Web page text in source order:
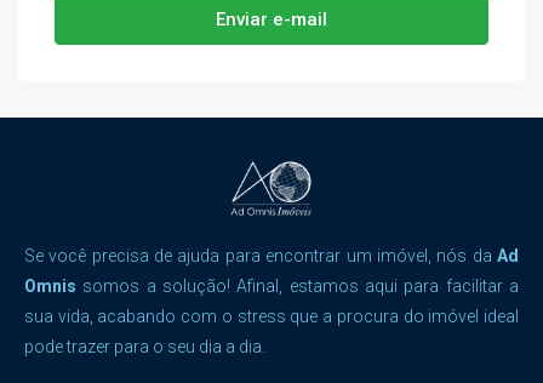
Enviar e-mail
Se você precisa de ajuda para encontrar um imóvel, nós da Ad
Omnis somos a solução! Afinal, estamos aqui para facilitar a
sua vida, acabando com o stress que a procura do imóvel ideal
pode trazer para o seu dia a dia.